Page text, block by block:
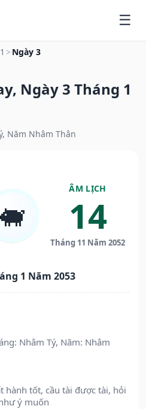
> Ngày 3
Ngày 3 Tháng 1
Năm Nhâm Thân
🐖
ÂM LỊCH
14
Tháng 11 Năm 2052
1 Năm 2053
Nhâm Tý, Năm: Nhâm
hành tốt, cầu tài được tài, hỏi
ý muốn